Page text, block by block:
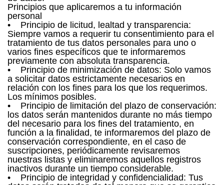
Principios que aplicaremos a tu información
personal
• Principio de licitud, lealtad y transparencia:
Siempre vamos a requerir tu consentimiento para el
tratamiento de tus datos personales para uno o
varios fines específicos que te informaremos
previamente con absoluta transparencia.
• Principio de minimización de datos: Solo vamos
a solicitar datos estrictamente necesarios en
relación con los fines para los que los requerimos.
Los mínimos posibles.
• Principio de limitación del plazo de conservación:
los datos serán mantenidos durante no más tiempo
del necesario para los fines del tratamiento, en
función a la finalidad, te informaremos del plazo de
conservación correspondiente, en el caso de
suscripciones, periódicamente revisaremos
nuestras listas y eliminaremos aquellos registros
inactivos durante un tiempo considerable.
• Principio de integridad y confidencialidad: Tus